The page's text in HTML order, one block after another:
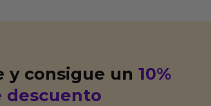
y consigue un10%
descuento